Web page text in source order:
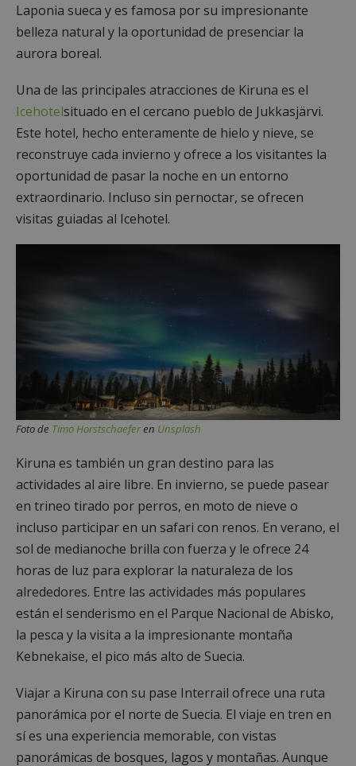
Laponia sueca y es famosa por su impresionante
belleza natural y la oportunidad de presenciar la
aurora boreal.
Una de las principales atracciones de Kiruna es el
Icehotelsituado en el cercano pueblo de Jukkasjärvi.
Este hotel, hecho enteramente de hielo y nieve, se
reconstruye cada invierno y ofrece a los visitantes la
oportunidad de pasar la noche en un entorno
extraordinario. Incluso sin pernoctar, se ofrecen
visitas guiadas al Icehotel.
Foto de Timo Horstschaeferen Unsplash
Kiruna es también un gran destino para las
actividades al aire libre. En invierno, se puede pasear
en trineo tirado por perros, en moto de nieve o
incluso participar en un safari con renos. En verano, el
sol de medianoche brilla con fuerza y le ofrece 24
horas de luz para explorar la naturaleza de los
alrededores. Entre las actividades más populares
están el senderismo en el Parque Nacional de Abisko,
la pesca y la visita a la impresionante montaña
Kebnekaise, el pico más alto de Suecia.
Viajar a Kiruna con su pase Interrail ofrece una ruta
panorámica por el norte de Suecia. El viaje en tren en
sí es una experiencia memorable, con vistas
panorámicas de bosques, lagos y montañas. Aunque